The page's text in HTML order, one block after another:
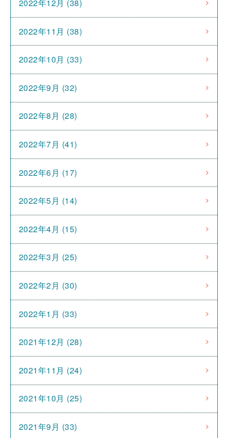
2022年12月 (38)
2022年11月 (38)
2022年10月 (33)
2022年9月 (32)
2022年8月 (28)
2022年7月 (41)
2022年6月 (17)
2022年5月 (14)
2022年4月 (15)
2022年3月 (25)
2022年2月 (30)
2022年1月 (33)
2021年12月 (28)
2021年11月 (24)
2021年10月 (25)
2021年9月 (33)